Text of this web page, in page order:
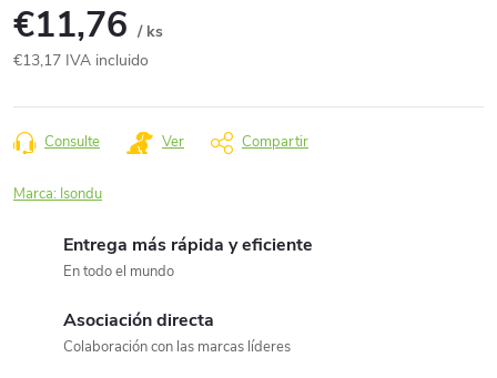
€11,76 / ks
€13,17 IVA incluido
de
la
Consulte Ver Compartir
Marca: Isondu
Entrega más rápida y eficiente
En todo el mundo
Asociación directa
Colaboración con las marcas líderes